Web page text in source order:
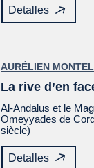
Detalles
AURÉLIEN MONTEL
La rive d’en
Al-Andalus et le
Omeyyades de
siècle)
Detalles